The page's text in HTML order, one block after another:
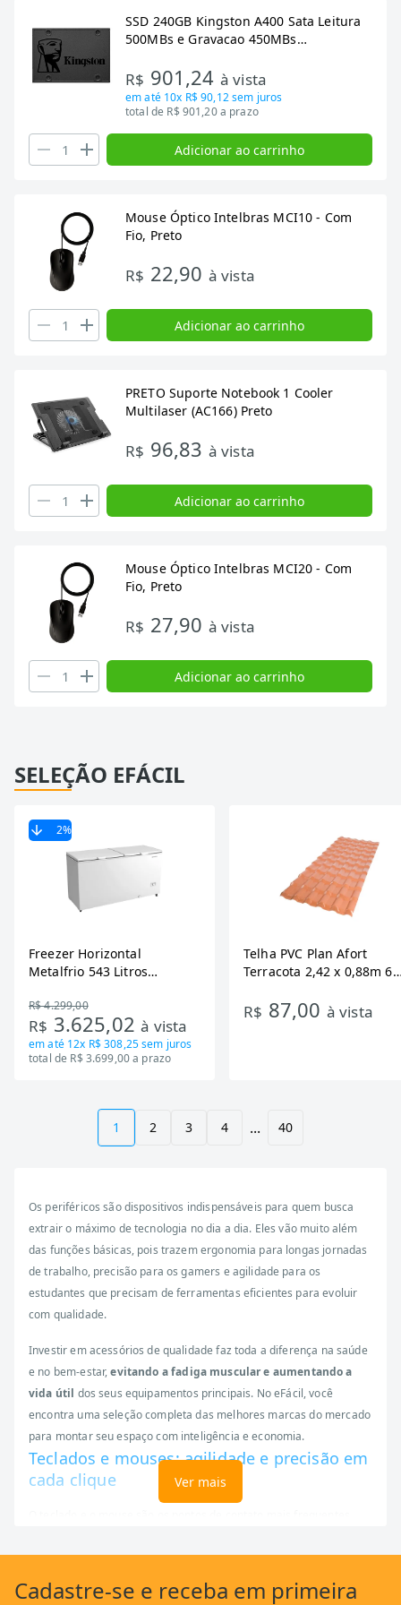
SSD 240GB Kingston A400 Sata Leitura
500MBs e Gravacao 450MBs
R$ 901,24 à vista
em até 10x R$ 90,12sem juros
total de R$ 901,20 a prazo
Adicionar ao carrinho
Mouse Óptico Intelbras MCI10 - Com
Fio, Preto
R$ 22,90 à vista
Adicionar ao carrinho
PRETO Suporte Notebook 1 Cooler
Multilaser (AC166) Preto
R$ 96,83 à vista
Adicionar ao carrinho
Mouse Óptico Intelbras MCI20 - Com
Fio, Preto
R$ 27,90 à vista
Adicionar ao carrinho
SELEÇÃO EFÁCIL
2%
Freezer Horizontal
Metalfrio 543 Litros
Tecnologia Inverter, Branco,
Bivolt
R$ 4.299,00
R$ 3.625,02à vista
em até 12x R$ 308,25sem juros
total de R$ 3.699,00 a prazo
Telha PVC Plan Afort
Terracota 2,42 x 0,88m 6
R$ 87,00 à vista
1 2 3 4 ... 40
Os periféricos são dispositivos indispensáveis para quem busca
extrair o máximo de tecnologia no dia a dia. Eles vão muito além
das funções básicas, pois trazem ergonomia para longas jornadas
de trabalho, precisão para os gamers e agilidade para os
estudantes que precisam de ferramentas eficientes para evoluir
com qualidade.
Investir em acessórios de qualidade faz toda a diferença na saúde
e no bem-estar,evitando a fadiga muscular e aumentando a
vida útil dos seus equipamentos principais. No eFácil, você
encontra uma seleção completa das melhores marcas do mercado
para montar seu espaço com inteligência e economia.
Teclados e mouses: agilidade e precisão em
cada clique
office, os modelos wireless são ideais, pois eliminam o excesso de
fios e deixam a mesa organizada, proporcionando uma
experiência de navegação muito mais limpa.
Ver mais
Cadastre-se e receba em primeira